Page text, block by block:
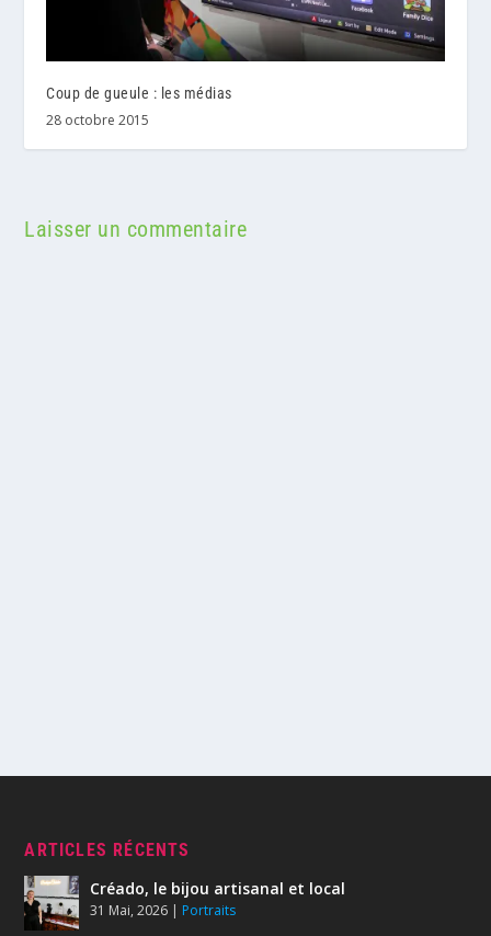
Coup de gueule : les médias
28 octobre 2015
Laisser un commentaire
ARTICLES RÉCENTS
Créado, le bijou artisanal et local
31 Mai, 2026 | Portraits